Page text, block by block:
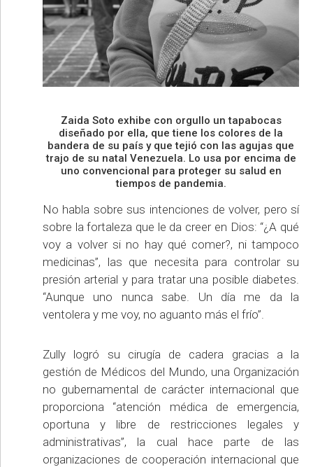
Zaida Soto exhibe con orgullo un tapabocas
diseñado por ella, que tiene los colores de la
bandera de su país y que tejió con las agujas que
trajo de su natal Venezuela. Lo usa por encima de
uno convencional para proteger su salud en
tiempos de pandemia.
No habla sobre sus intenciones de volver, pero sí
sobre la fortaleza que le da creer en Dios: “¿A qué
voy a volver si no hay qué comer?, ni tampoco
medicinas”, las que necesita para controlar su
presión arterial y para tratar una posible diabetes.
“Aunque uno nunca sabe. Un día me da la
ventolera y me voy, no aguanto más el frío”.
Zully logró su cirugía de cadera gracias a la
gestión de Médicos del Mundo, una Organización
no gubernamental de carácter internacional que
proporciona “atención médica de emergencia,
oportuna y libre de restricciones legales y
administrativas”, la cual hace parte de las
organizaciones de cooperación internacional que